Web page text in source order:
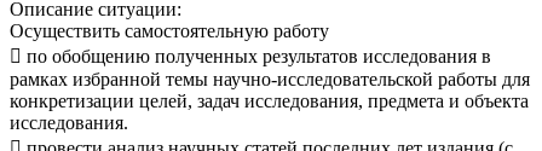
Описание ситуации:
Осуществить самостоятельную работу
 по обобщению полученных результатов исследования в
рамках избранной темы научно-исследовательской работы для
конкретизации целей, задач исследования, предмета и объекта
исследования.